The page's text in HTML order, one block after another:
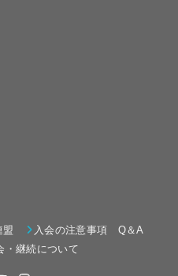
盟
入会の注意事項 Q＆A
・継続について